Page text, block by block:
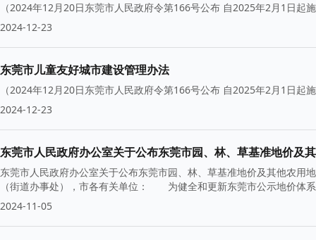
（2024年12月20日东莞市人民政府令第166号公布 自2025年2月1日起
2024-12-23
东莞市儿童友好城市建设管理办法
（2024年12月20日东莞市人民政府令第166号公布 自2025年2月1日起
2024-12-23
东莞市人民政府办公室关于公布东莞市园、林、草基准地价及
东莞市人民政府办公室关于公布东莞市园、林、草基准地价及其他农
（街道办事处），市各有关单位： 为健全和更新东莞市公示地价体
2024-11-05